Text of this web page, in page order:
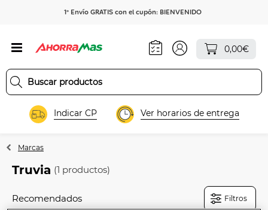
1º Envío GRATIS con el cupón: BIENVENIDO
0,00€
Indicar CP Ver horarios de entrega
Marcas
Truvia (1 productos)
Filtros